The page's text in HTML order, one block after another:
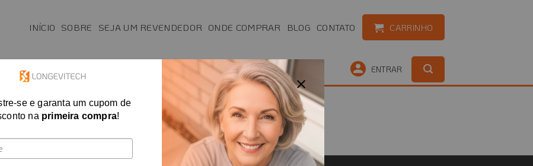
INÍCIO SOBRE SEJA UM REVENDEDOR ONDE COMPRAR BLOG CONTATO CARRINHO
FISIO E T.O. OUTLET ENTRAR
se e garanta um cupom de
na primeira compra!